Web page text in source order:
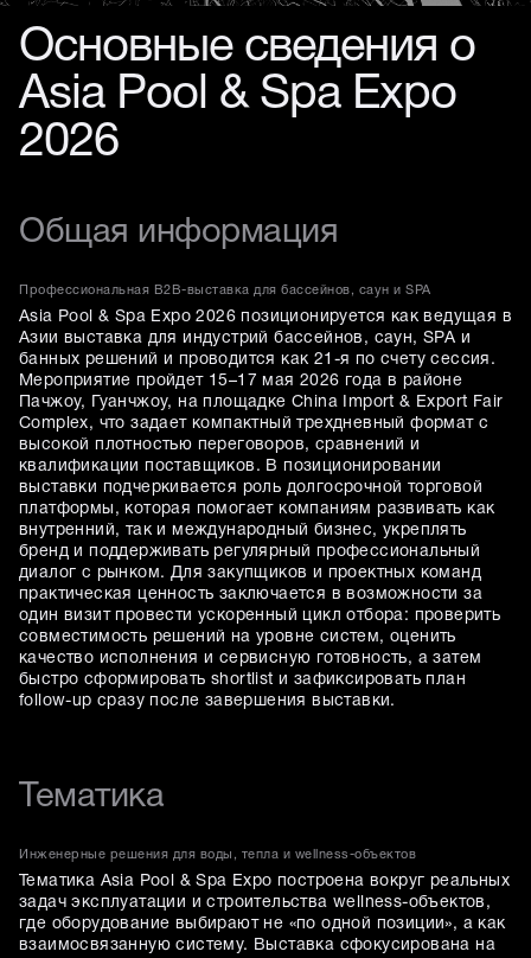
Основные сведения о
Asia Pool & Spa Expo
2026
Общая информация
Профессиональная B2B-выставка для бассейнов, саун и SPA
Asia Pool & Spa Expo 2026 позиционируется как ведущая в
Азии выставка для индустрий бассейнов, саун, SPA и
банных решений и проводится как 21-я по счету сессия.
Мероприятие пройдет 15–17 мая 2026 года в районе
Пачжоу, Гуанчжоу, на площадке China Import & Export Fair
Complex, что задает компактный трехдневный формат с
высокой плотностью переговоров, сравнений и
квалификации поставщиков. В позиционировании
выставки подчеркивается роль долгосрочной торговой
платформы, которая помогает компаниям развивать как
внутренний, так и международный бизнес, укреплять
бренд и поддерживать регулярный профессиональный
диалог с рынком. Для закупщиков и проектных команд
практическая ценность заключается в возможности за
один визит провести ускоренный цикл отбора: проверить
совместимость решений на уровне систем, оценить
качество исполнения и сервисную готовность, а затем
быстро сформировать shortlist и зафиксировать план
follow-up сразу после завершения выставки.
Тематика
Инженерные решения для воды, тепла и wellness-объектов
Тематика Asia Pool & Spa Expo построена вокруг реальных
задач эксплуатации и строительства wellness-объектов,
где оборудование выбирают не «по одной позиции», а как
взаимосвязанную систему. Выставка сфокусирована на